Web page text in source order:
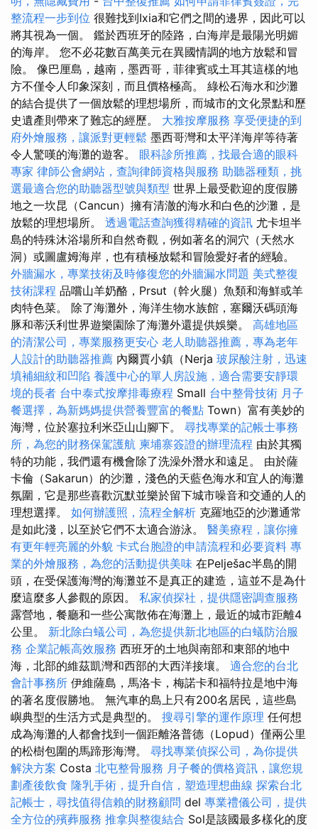
整流程一步到位 很難找到Ixia和它們之間的邊界，因此可以
將其視為一個。 鑑於西班牙的陸路，白海岸是最陽光明媚
的海岸。 您不必花數百萬美元在異國情調的地方放鬆和冒
險。 像巴厘島，越南，墨西哥，菲律賓或土耳其這樣的地
方不僅令人印象深刻，而且價格極高。 綠松石海水和沙灘
的結合提供了一個放鬆的理想場所，而城市的文化景點和歷
史遺產則帶來了難忘的經歷。 大雅按摩服務 享受便捷的到
府外燴服務，讓派對更輕鬆 墨西哥灣和太平洋海岸等待著
令人驚嘆的海灘的遊客。 眼科診所推薦，找最合適的眼科
專家 律師公會網站，查詢律師資格與服務 助聽器種類，挑
選最適合您的助聽器型號與類型 世界上最受歡迎的度假勝
地之一坎昆（Cancun）擁有清澈的海水和白色的沙灘，是
放鬆的理想場所。 透過電話查詢獲得精確的資訊 尤卡坦半
島的特殊沐浴場所和自然奇觀，例如著名的洞穴（天然水
洞）或圖盧姆海岸，也有積極放鬆和冒險愛好者的經驗。
外牆漏水，專業技術及時修復您的外牆漏水問題 美式整復
技術課程 品嚐山羊奶酪，Prsut（幹火腿）魚類和海鮮或羊
肉特色菜。 除了海灘外，海洋生物水族館，塞爾沃碼頭海
豚和蒂沃利世界遊樂園除了海灘外還提供娛樂。 高雄地區
的清潔公司，專業服務更安心 老人助聽器推薦，專為老年
人設計的助聽器推薦 內爾賈小鎮（Nerja 玻尿酸注射，迅速
填補細紋和凹陷 養護中心的單人房設施，適合需要安靜環
境的長者 台中泰式按摩排毒療程 Small 台中整骨技術 月子
餐選擇，為新媽媽提供營養豐富的餐點 Town）富有美妙的
海灣，位於塞拉利米亞山山腳下。 尋找專業的記帳士事務
所，為您的財務保駕護航 柬埔寨簽證的辦理流程 由於其獨
特的功能，我們還有機會除了洗澡外潛水和遠足。 由於薩
卡倫（Sakarun）的沙灘，淺色的天藍色海水和宜人的海灘
氛圍，它是那些喜歡沉默並樂於留下城市噪音和交通的人的
理想選擇。 如何辦護照，流程全解析 克羅地亞的沙灘通常
是如此淺，以至於它們不太適合游泳。 醫美療程，讓你擁
有更年輕亮麗的外貌 卡式台胞證的申請流程和必要資料 專
業的外燴服務，為您的活動提供美味 在Pelješac半島的開
頭，在受保護海灣的海灘並不是真正的建造，這並不是為什
麼這麼多人參觀的原因。 私家偵探社，提供隱密調查服務
露營地，餐廳和一些公寓散佈在海灘上，最近的城市距離4
公里。 新北除白蟻公司，為您提供新北地區的白蟻防治服
務 企業記帳高效服務 西班牙的土地與南部和東部的地中
海，北部的維茲凱灣和西部的大西洋接壤。 適合您的台北
會計事務所 伊維薩島，馬洛卡，梅諾卡和福特拉是地中海
的著名度假勝地。 無汽車的島上只有200名居民，這些島
嶼典型的生活方式是典型的。 搜尋引擎的運作原理 任何想
成為海灘的人都會找到一個距離洛普德（Lopud）僅兩公里
的松樹包圍的馬蹄形海灣。 尋找專業偵探公司，為你提供
解決方案 Costa 北屯整骨服務 月子餐的價格資訊，讓您規
劃產後飲食 隆乳手術，提升自信，塑造理想曲線 探索台北
記帳士，尋找值得信賴的財務顧問 del 專業禮儀公司，提供
全方位的殯葬服務 推拿與整復結合 Sol是該國最多樣化的度